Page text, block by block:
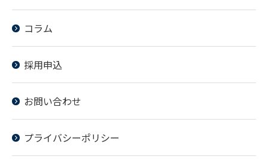
コラム
採用申込
お問い合わせ
プライバシーポリシー